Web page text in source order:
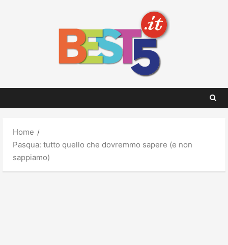
Home
Pasqua: tutto quello che dovremmo sapere (e non
sappiamo)